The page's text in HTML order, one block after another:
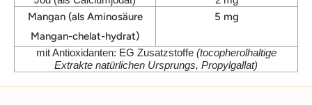
Mangan (als Aminosäure
Mangan-chelat-hydrat)
5 mg
mit Antioxidanten: EG Zusatzstoffe (tocopherolhaltige
Extrakte natürlichen Ursprungs, Propylgallat)